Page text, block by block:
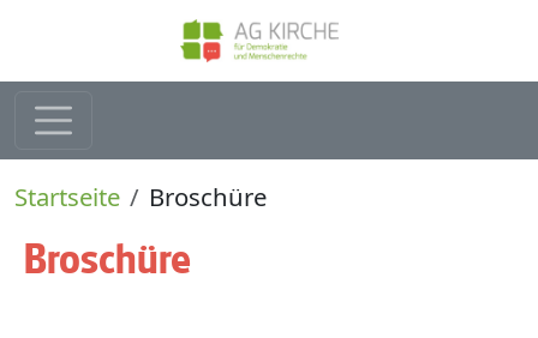
Direkt zum Inhalt
Pfadnavigation
Startseite Broschüre
Broschüre